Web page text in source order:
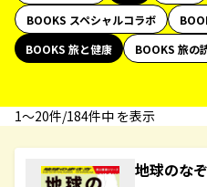
BOOKS スペシャルコラボ
BOOKS 旅と健康
BOOKS 旅の
1〜20件/184件中 を表示
地球のな